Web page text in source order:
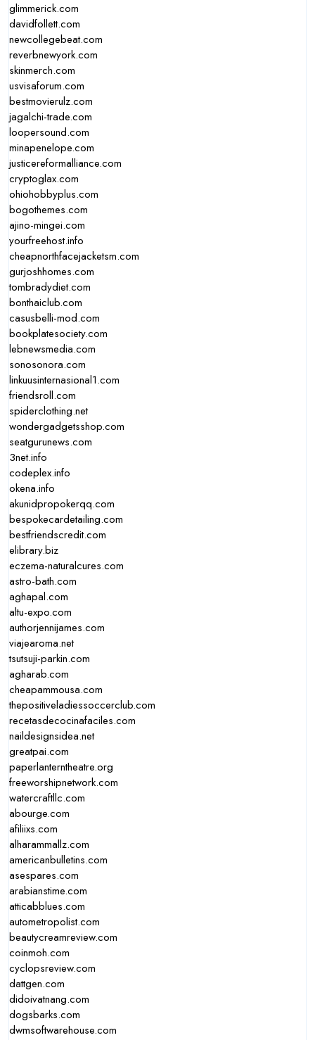
glimmerick.com
davidfollett.com
newcollegebeat.com
reverbnewyork.com
skinmerch.com
usvisaforum.com
bestmovierulz.com
jagalchi-trade.com
loopersound.com
minapenelope.com
justicereformalliance.com
cryptoglax.com
ohiohobbyplus.com
bogothemes.com
ajino-mingei.com
yourfreehost.info
cheapnorthfacejacketsm.com
gurjoshhomes.com
tombradydiet.com
bonthaiclub.com
casusbelli-mod.com
bookplatesociety.com
lebnewsmedia.com
sonosonora.com
linkuusinternasional1.com
friendsroll.com
spiderclothing.net
wondergadgetsshop.com
seatgurunews.com
3net.info
codeplex.info
okena.info
akunidpropokerqq.com
bespokecardetailing.com
bestfriendscredit.com
elibrary.biz
eczema-naturalcures.com
astro-bath.com
aghapal.com
altu-expo.com
authorjennijames.com
viajearoma.net
tsutsuji-parkin.com
agharab.com
cheapammousa.com
thepositiveladiessoccerclub.com
recetasdecocinafaciles.com
naildesignsidea.net
greatpai.com
paperlanterntheatre.org
freeworshipnetwork.com
watercraftllc.com
abourge.com
afiliixs.com
alharammallz.com
americanbulletins.com
asespares.com
arabianstime.com
atticabblues.com
autometropolist.com
beautycreamreview.com
coinmoh.com
cyclopsreview.com
dattgen.com
didoivatnang.com
dogsbarks.com
dwmsoftwarehouse.com